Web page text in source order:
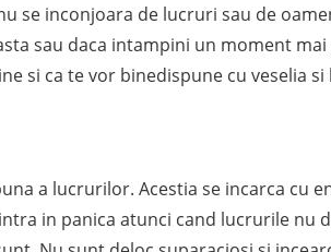
se inconjoara de lucruri sau de
sau daca intampini un moment
si ca te vor binedispune cu veselia
a lucrurilor. Acestia se incarca cu
in panica atunci cand lucrurile nu